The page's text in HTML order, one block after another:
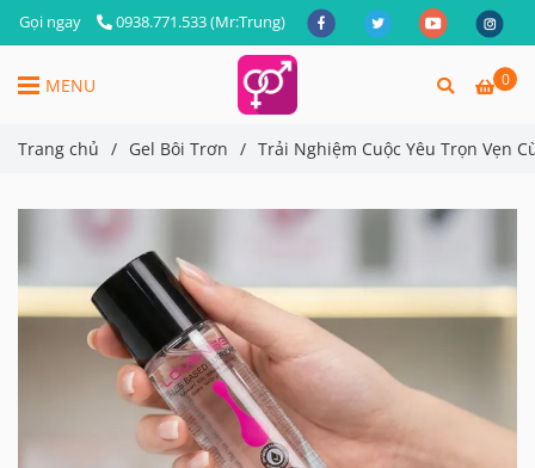
Gọi ngay 0938.771.533 (Mr:Trung)
0
MENU
Trang chủ / Gel Bôi Trơn / Trải Nghiệm Cuộc Yêu Trọn Vẹn